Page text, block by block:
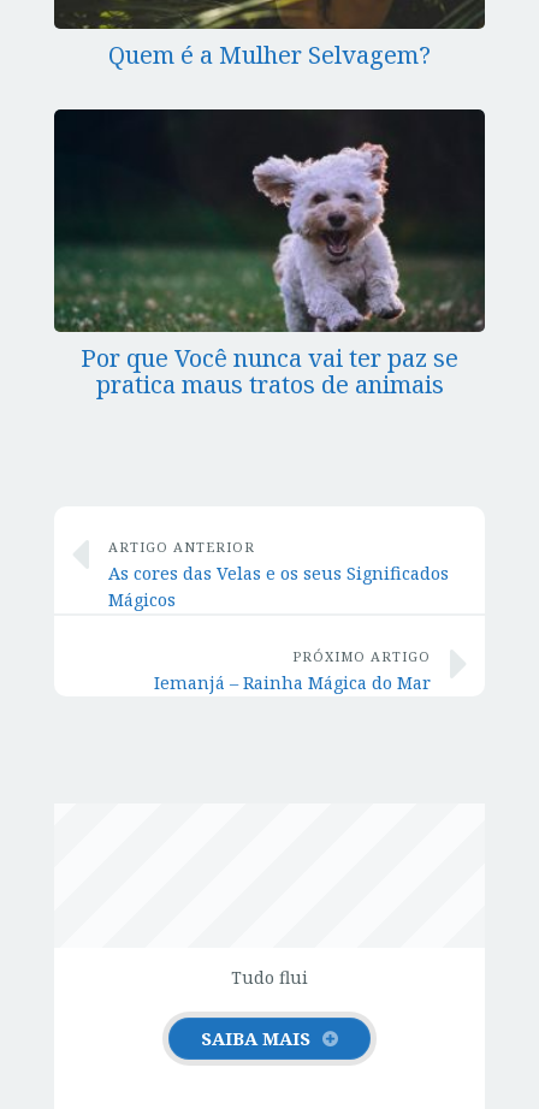
Quem é a Mulher Selvagem?
Por que Você nunca vai ter paz se
pratica maus tratos de animais
ARTIGO ANTERIOR
As cores das Velas e os seus Significados
Mágicos
PRÓXIMO ARTIGO
Iemanjá – Rainha Mágica do Mar
Tudo flui
SAIBA MAIS